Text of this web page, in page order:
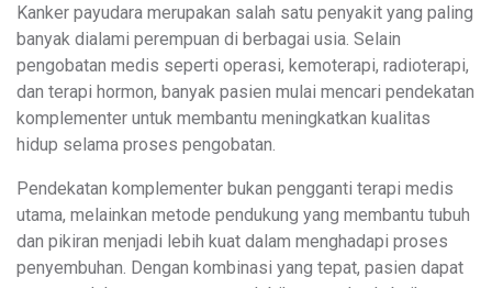
Kanker payudara merupakan salah satu penyakit yang paling
banyak dialami perempuan di berbagai usia. Selain
pengobatan medis seperti operasi, kemoterapi, radioterapi,
dan terapi hormon, banyak pasien mulai mencari pendekatan
komplementer untuk membantu meningkatkan kualitas
hidup selama proses pengobatan.
Pendekatan komplementer bukan pengganti terapi medis
utama, melainkan metode pendukung yang membantu tubuh
dan pikiran menjadi lebih kuat dalam menghadapi proses
penyembuhan. Dengan kombinasi yang tepat, pasien dapat